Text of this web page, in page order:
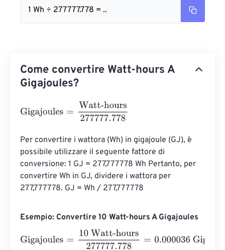
1 Wh ÷ 277777.778 = ..
Come convertire Watt-hours A
Gigajoules?
Gigajoules Watt-hours277777.778
Per convertire i wattora (Wh) in gigajoule (GJ), è
possibile utilizzare il seguente fattore di
conversione: 1 GJ = 277,777778 Wh Pertanto, per
convertire Wh in GJ, dividere i wattora per
277,777778. GJ = Wh / 277,777778
Esempio: Convertire 10 Watt-hours A Gigajoules
Gigajoules
10 Watt-hours277777.778 = 0.000036